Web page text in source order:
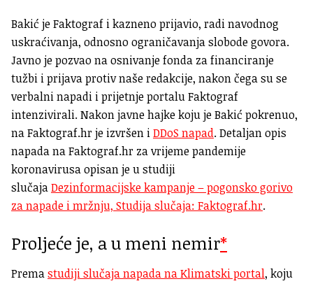
Bakić je Faktograf i kazneno prijavio, radi navodnog
uskraćivanja, odnosno ograničavanja slobode govora.
Javno je pozvao na osnivanje fonda za financiranje
tužbi i prijava protiv naše redakcije, nakon čega su se
verbalni napadi i prijetnje portalu Faktograf
intenzivirali. Nakon javne hajke koju je Bakić pokrenuo,
na Faktograf.hr je izvršen iDDoS napad. Detaljan opis
napada na Faktograf.hr za vrijeme pandemije
koronavirusa opisan je u studiji
slučajaDezinformacijske kampanje – pogonsko gorivo
za napade i mržnju, Studija slučaja: Faktograf.hr.
Proljeće je, a u meni nemir*
Premastudiji slučaja napada na Klimatski portal, koju